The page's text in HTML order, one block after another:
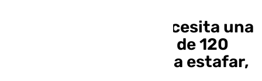
Ramos: «El Sevilla necesita una
ampliación de capital de 120
millones; no venimos a estafar,